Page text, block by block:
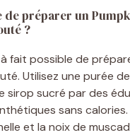
de préparer un
?
fait possible de
Utilisez une purée
sirop sucré par des
sans calories.
et la noix de